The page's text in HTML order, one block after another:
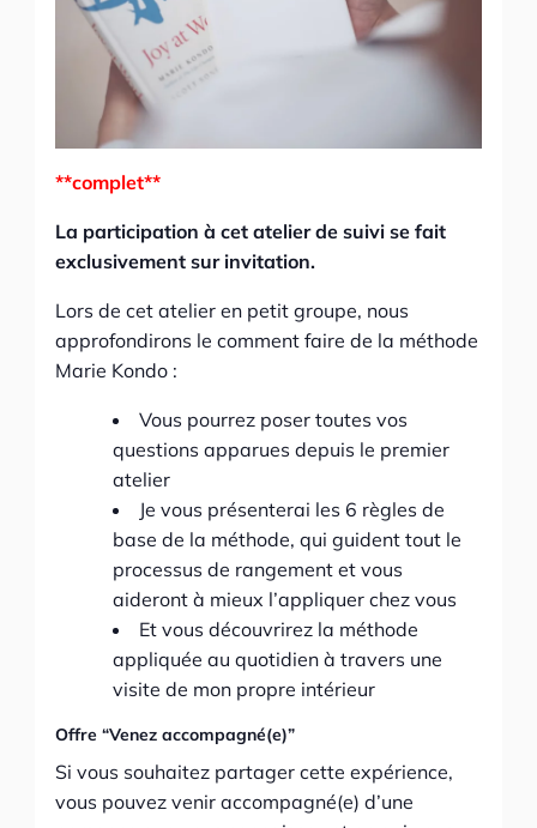
**complet**
La participation à cet atelier de suivi se fait
exclusivement sur invitation.
Lors de cet atelier en petit groupe, nous
approfondirons le comment faire de la méthode
Marie Kondo :
Vous pourrez poser toutes vos
questions apparues depuis le premier
atelier
Je vous présenterai les 6 règles de
base de la méthode, qui guident tout le
processus de rangement et vous
aideront à mieux l’appliquer chez vous
Et vous découvrirez la méthode
appliquée au quotidien à travers une
visite de mon propre intérieur
Offre “Venez accompagné(e)”
Si vous souhaitez partager cette expérience,
vous pouvez venir accompagné(e) d’une